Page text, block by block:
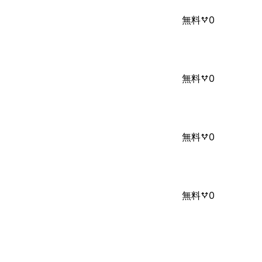
無料 0
無料 0
無料 0
無料 0